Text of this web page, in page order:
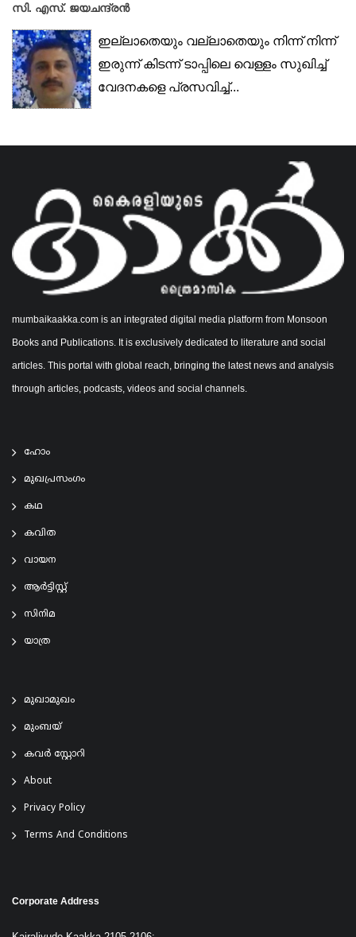
സി. എസ്. ജയചന്ദ്രൻ
ഇല്ലാതെയും വല്ലാതെയും നിന്ന് നിന്ന്
ഇരുന്ന് കിടന്ന് ടാപ്പിലെ വെള്ളം സുഖിച്ച്
വേദനകളെ പ്രസവിച്ച്...
mumbaikaakka.com is an integrated digital media platform from Monsoon
Books and Publications. It is exclusively dedicated to literature and social
articles. This portal with global reach, bringing the latest news and analysis
through articles, podcasts, videos and social channels.
ഹോം
മുഖപ്രസംഗം
കഥ
കവിത
വായന
ആര്‍ട്ടിസ്റ്റ്
സിനിമ
യാത്ര
മുഖാമുഖം
മുംബയ്
കവർ സ്റ്റോറി
About
Privacy Policy
Terms And Conditions
Corporate Address